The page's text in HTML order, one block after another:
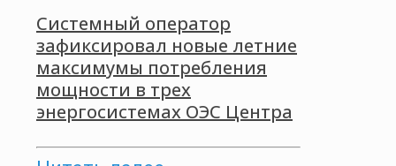
Системный оператор
зафиксировал новые летние
максимумы потребления
мощности в трех
энергосистемах ОЭС Центра